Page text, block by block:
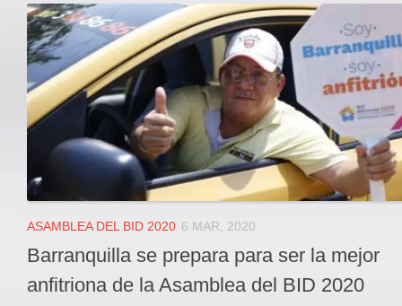
ASAMBLEA DEL BID 2020 6 MAR, 2020
Barranquilla se prepara para ser la mejor
anfitriona de la Asamblea del BID 2020